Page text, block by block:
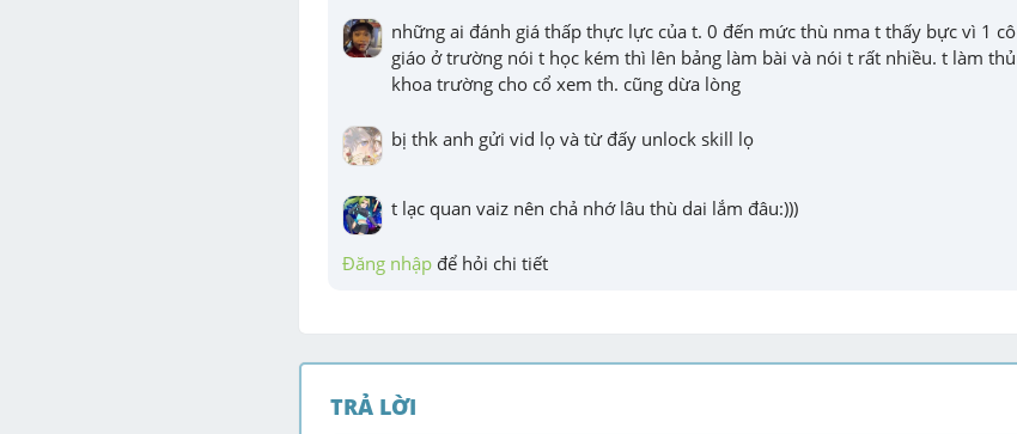
những ai đánh giá thấp thực lực của t. 0 đến mức thù nma t thấy bực vì 1 cô
giáo ở trường nói t học kém thì lên bảng làm bài và nói t rất nhiều. t làm thủ
khoa trường cho cổ xem th. cũng dừa lòng
bị thk anh gửi vid lọ và từ đấy unlock skill lọ
t lạc quan vaiz nên chả nhớ lâu thù dai lắm đâu:)))
Đăng nhập để hỏi chi tiết
TRẢ LỜI